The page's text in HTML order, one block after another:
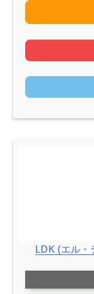
LDK (エル・